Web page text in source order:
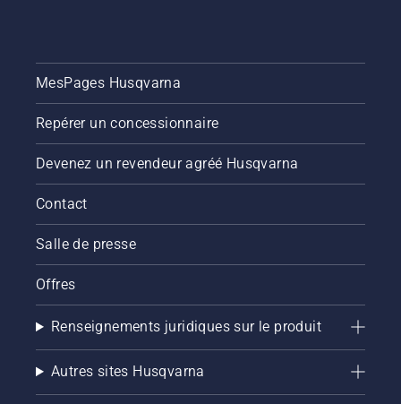
MesPages Husqvarna
Repérer un concessionnaire
Devenez un revendeur agréé Husqvarna
Contact
Salle de presse
Offres
Renseignements juridiques sur le produit
Autres sites Husqvarna